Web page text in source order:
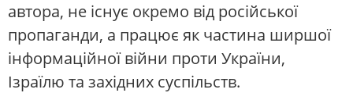
автора, не існує окремо від російської
пропаганди, а працює як частина ширшої
інформаційної війни проти України,
Ізраїлю та західних суспільств.